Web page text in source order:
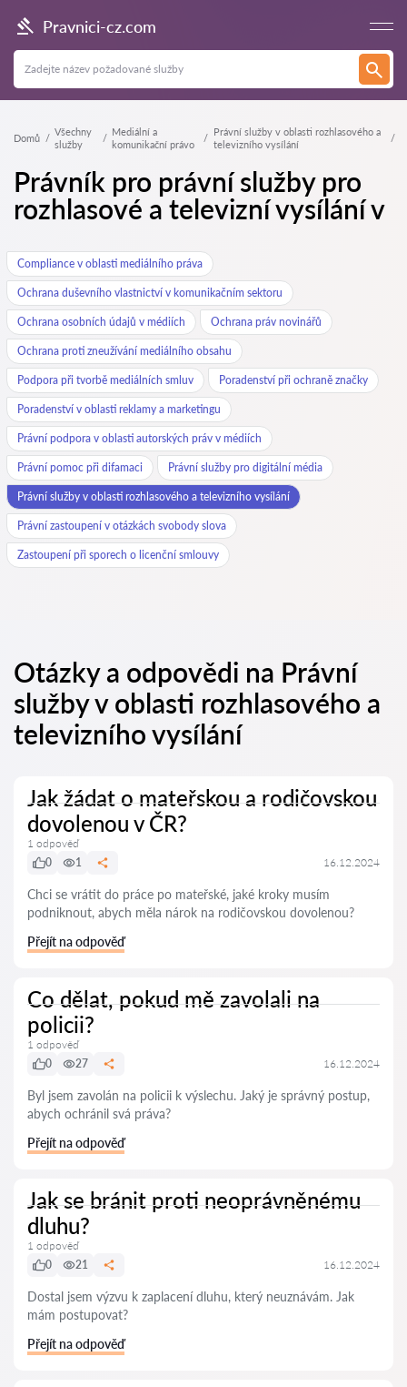
Pravnici-cz.com
Domů
Všechny
služby
Mediální a
komunikační právo
Právní služby v oblasti rozhlasového a
televizního vysílání
Právník pro právní služby pro
rozhlasové a televizní vysílání v
Compliance v oblasti mediálního práva
Ochrana duševního vlastnictví v komunikačním sektoru
Ochrana osobních údajů v médiích Ochrana práv novinářů
Ochrana proti zneužívání mediálního obsahu
Podpora při tvorbě mediálních smluv Poradenství při ochraně značky
Poradenství v oblasti reklamy a marketingu
Právní podpora v oblasti autorských práv v médiích
Právní pomoc při difamaci Právní služby pro digitální média
Právní služby v oblasti rozhlasového a televizního vysílání
Právní zastoupení v otázkách svobody slova
Zastoupení při sporech o licenční smlouvy
Otázky a odpovědi na Právní
služby v oblasti rozhlasového a
televizního vysílání
Jak žádat o mateřskou a rodičovskou
dovolenou v ČR?
1 odpověď
0
1 16.12.2024
Chci se vrátit do práce po mateřské, jaké kroky musím
podniknout, abych měla nárok na rodičovskou dovolenou?
Přejít na odpověď
Co dělat, pokud mě zavolali na
policii?
1 odpověď
0
27 16.12.2024
Byl jsem zavolán na policii k výslechu. Jaký je správný postup,
abych ochránil svá práva?
Přejít na odpověď
Jak se bránit proti neoprávněnému
dluhu?
1 odpověď
0
21 16.12.2024
Dostal jsem výzvu k zaplacení dluhu, který neuznávám. Jak
mám postupovat?
Přejít na odpověď